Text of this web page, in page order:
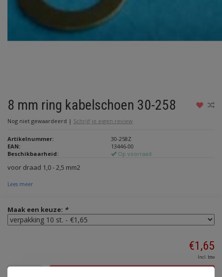
8 mm ring kabelschoen 30-258
Nog niet gewaardeerd | Schrijf je eigen review
Artikelnummer:
30-258Z
EAN:
13446-00
Beschikbaarheid:
Op voorraad
voor draad 1,0 - 2,5 mm2
Lees meer
Maak een keuze: *
€1,65
Incl. btw